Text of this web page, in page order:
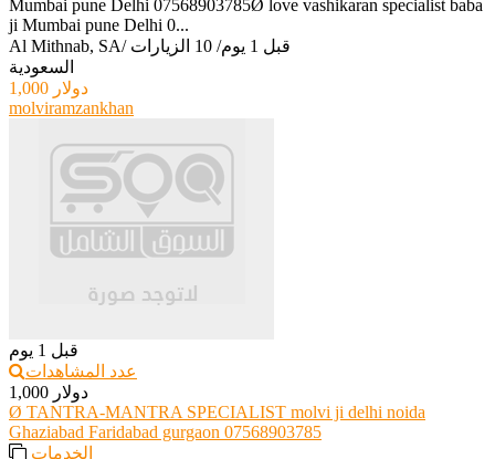
Mumbai pune Delhi 07568903785Ø love vashikaran specialist baba
ji Mumbai pune Delhi 0...
Al Mithnab, SA/ قبل 1 يوم / 10 الزيارات
السعودية
1,000 دولار
molviramzankhan
قبل 1 يوم
عدد المشاهدات
1,000 دولار
Ø TANTRA-MANTRA SPECIALIST molvi ji delhi noida
Ghaziabad Faridabad gurgaon 07568903785
الخدمات